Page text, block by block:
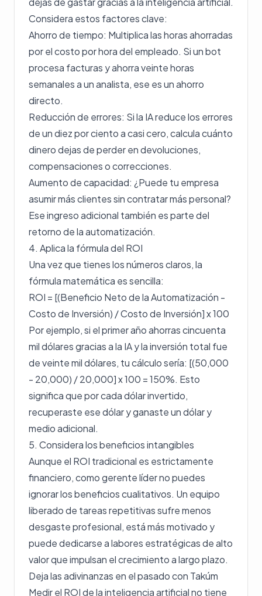
Considera estos factores clave:
Ahorro de tiempo: Multiplica las horas ahorradas
por el costo por hora del empleado. Si un bot
procesa facturas y ahorra veinte horas
semanales a un analista, ese es un ahorro
directo.
Reducción de errores: Si la IA reduce los errores
de un diez por ciento a casi cero, calcula cuánto
dinero dejas de perder en devoluciones,
compensaciones o correcciones.
Aumento de capacidad: ¿Puede tu empresa
asumir más clientes sin contratar más personal?
Ese ingreso adicional también es parte del
retorno de la automatización.
4. Aplica la fórmula del ROI
Una vez que tienes los números claros, la
fórmula matemática es sencilla:
ROI = [(Beneficio Neto de la Automatización -
Costo de Inversión) / Costo de Inversión] x 100
Por ejemplo, si el primer año ahorras cincuenta
mil dólares gracias a la IA y la inversión total fue
de veinte mil dólares, tu cálculo sería: [(50,000
- 20,000) / 20,000] x 100 = 150%. Esto
significa que por cada dólar invertido,
recuperaste ese dólar y ganaste un dólar y
medio adicional.
5. Considera los beneficios intangibles
Aunque el ROI tradicional es estrictamente
financiero, como gerente líder no puedes
ignorar los beneficios cualitativos. Un equipo
liberado de tareas repetitivas sufre menos
desgaste profesional, está más motivado y
puede dedicarse a labores estratégicas de alto
valor que impulsan el crecimiento a largo plazo.
Deja las adivinanzas en el pasado con Takúm
Medir el ROI de la inteligencia artificial no tiene